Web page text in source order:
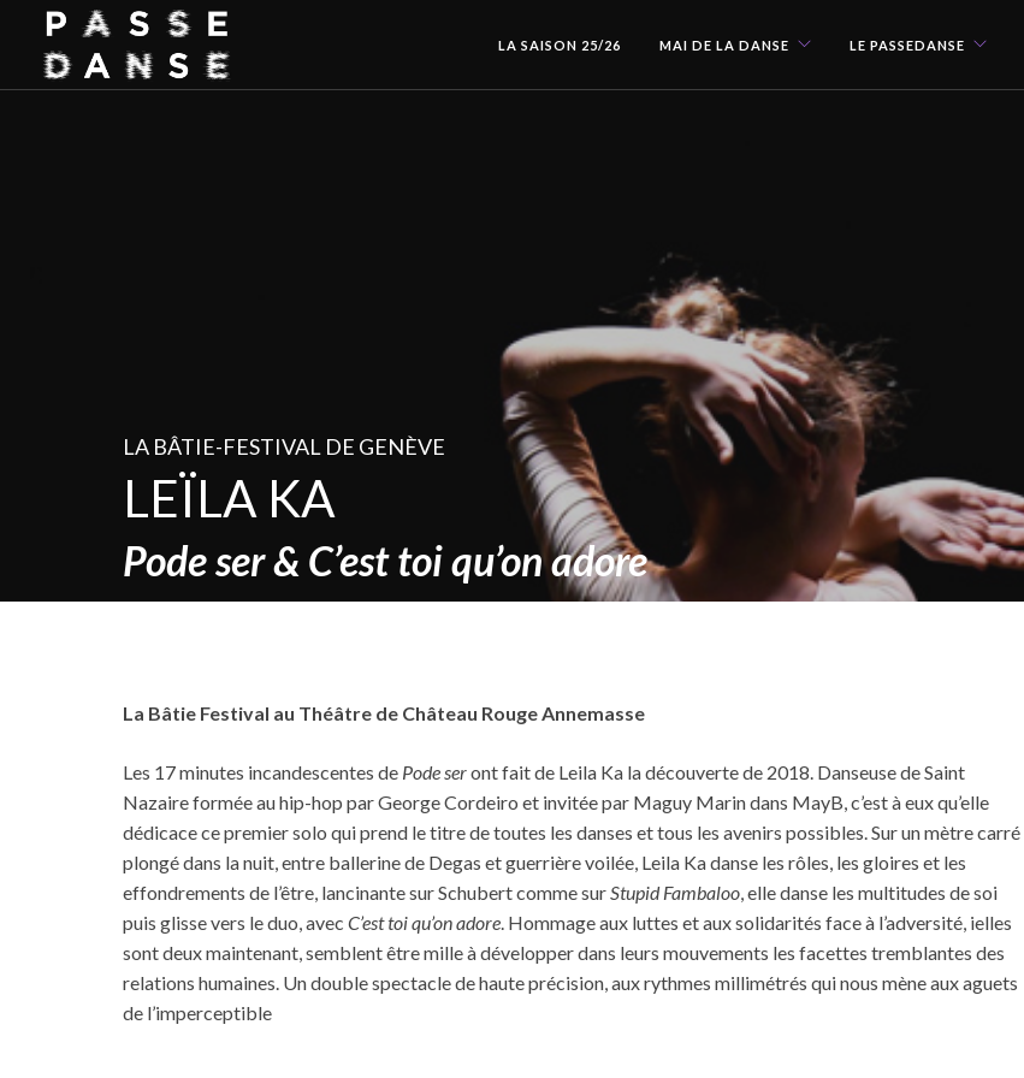
LA SAISON 25/26 MAI DE LA DANSE LE PASSEDANSE
LA BÂTIE-FESTIVAL DE GENÈVE
LEÏLA KA
Pode ser & C’est toi qu’on adore
La Bâtie Festival au Théâtre de Château Rouge Annemasse
Les 17 minutes incandescentes de Pode seront fait de Leila Ka la découverte de 2018. Danseuse de Saint
Nazaire formée au hip-hop par George Cordeiro et invitée par Maguy Marin dans MayB, c’est à eux qu’elle
dédicace ce premier solo qui prend le titre de toutes les danses et tous les avenirs possibles. Sur un mètre carré
plongé dans la nuit, entre ballerine de Degas et guerrière voilée, Leila Ka danse les rôles, les gloires et les
effondrements de l’être, lancinante sur Schubert comme surStupid Fambaloo, elle danse les multitudes de soi
puis glisse vers le duo, avec C’est toi qu’on adore. Hommage aux luttes et aux solidarités face à l’adversité, ielles
sont deux maintenant, semblent être mille à développer dans leurs mouvements les facettes tremblantes des
relations humaines. Un double spectacle de haute précision, aux rythmes millimétrés qui nous mène aux aguets
de l’imperceptible